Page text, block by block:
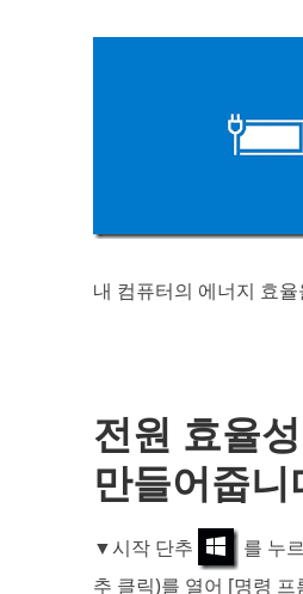
내 컴퓨터의 에너지 효
전원 효율
만들어줍니
▼시작 단추
를 누
추 클릭)를 열어 [명령